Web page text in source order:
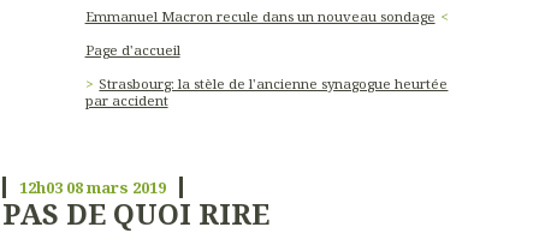
Emmanuel Macron recule dans un nouveau sondage
Page d'accueil
Strasbourg: la stèle de l'ancienne synagogue heurtée
par accident
12h03 08mars 2019
PAS DE QUOI RIRE